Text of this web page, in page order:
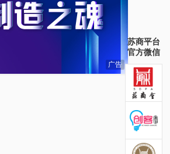
广告
苏商平台
官方微信